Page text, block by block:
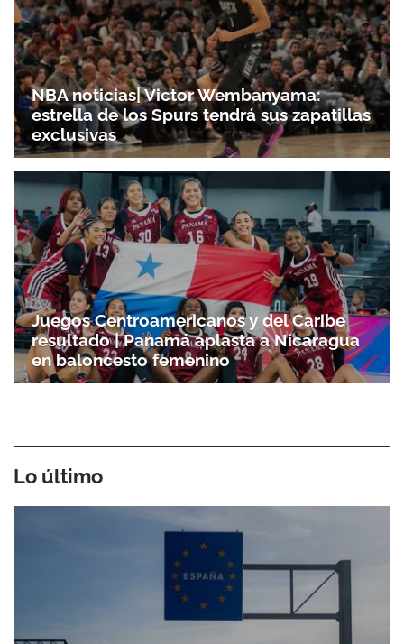
NBA noticias| Victor Wembanyama:
estrella de los Spurs tendrá sus zapatillas
exclusivas
Juegos Centroamericanos y del Caribe
resultado | Panamá aplasta a Nicaragua
en baloncesto femenino
Lo último